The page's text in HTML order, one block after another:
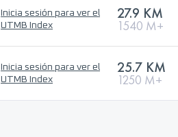
Inicia sesión para ver el
UTMB Index
27.9 KM
1540 M+
Inicia sesión para ver el
UTMB Index
25.7 KM
1250 M+